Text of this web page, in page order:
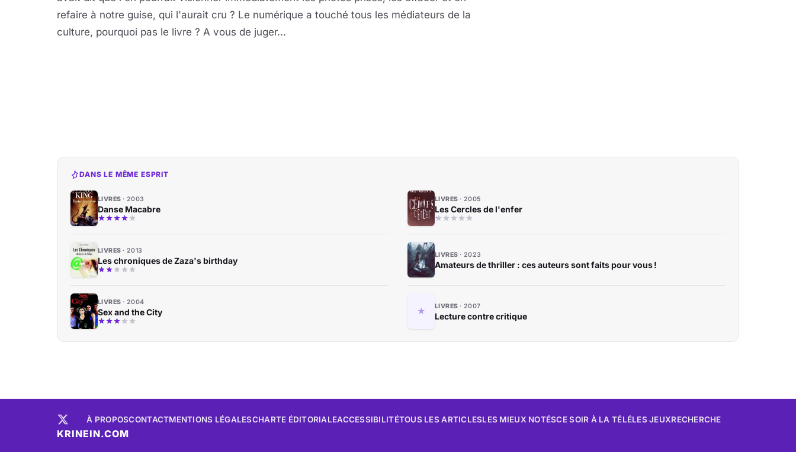
refaire à notre guise, qui l'aurait cru ? Le numérique a touché tous les médiateurs de la
culture, pourquoi pas le livre ? A vous de juger...
DANS LE MÊME ESPRIT
LIVRES 2003
Danse Macabre
LIVRES 2005
Les Cercles de l'enfer
LIVRES 2013
Les chroniques de Zaza's birthday
LIVRES 2023
Amateurs de thriller : ces auteurs sont faits pour vous !
LIVRES 2004
Sex and the City
LIVRES 2007
Lecture contre critique
À PROPOSCONTACTMENTIONS LÉGALESCHARTE ÉDITORIALEACCESSIBILITÉTOUS LES ARTICLESLES MIEUX NOTÉSCE SOIR À LA TÉLÉLES JEUXRECHERCHE
KRINEIN.COM